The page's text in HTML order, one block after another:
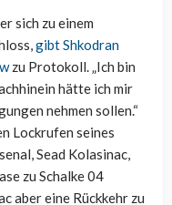
sich zu einem
gibt Shkodran
zu Protokoll. „Ich bin
hätte ich mir
nehmen sollen.“
Lockrufen seines
Sead Kolasinac,
zu Schalke 04
aber eine Rückkehr zu